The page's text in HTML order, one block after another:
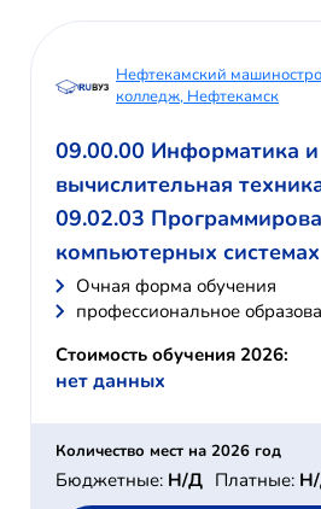
Нефтекамский
колледж, Нефтекамск
09.00.00 Информатика и
вычислительная
09.02.03
компьютерных системах
Очная форма обучения
профессиональное
Стоимость обучения 2026:
нет данных
Количество мест на 2026 год
Бюджетные: Н/Д Платные: